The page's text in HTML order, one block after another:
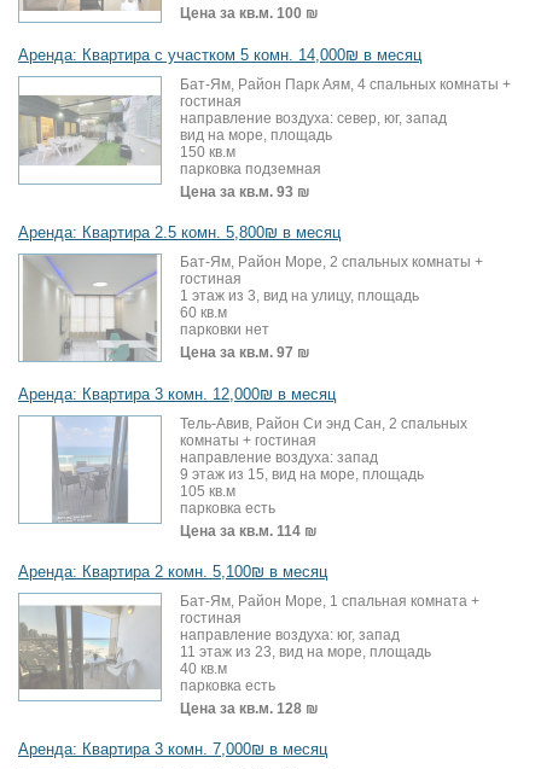
Цена за кв.м. 100 ₪
Аренда: Квартира с участком 5 комн. 14,000₪ в месяц
Бат-Ям, Район Парк Аям, 4 спальных комнаты +
гостиная
направление воздуха: север, юг, запад
вид на море, площадь
150 кв.м
парковка подземная
Цена за кв.м. 93 ₪
Аренда: Квартира 2.5 комн. 5,800₪ в месяц
Бат-Ям, Район Море, 2 спальных комнаты +
гостиная
1 этаж из 3, вид на улицу, площадь
60 кв.м
парковки нет
Цена за кв.м. 97 ₪
Аренда: Квартира 3 комн. 12,000₪ в месяц
Тель-Авив, Район Си энд Сан, 2 спальных
комнаты + гостиная
направление воздуха: запад
9 этаж из 15, вид на море, площадь
105 кв.м
парковка есть
Цена за кв.м. 114 ₪
Аренда: Квартира 2 комн. 5,100₪ в месяц
Бат-Ям, Район Море, 1 спальная комната +
гостиная
направление воздуха: юг, запад
11 этаж из 23, вид на море, площадь
40 кв.м
парковка есть
Цена за кв.м. 128 ₪
Аренда: Квартира 3 комн. 7,000₪ в месяц